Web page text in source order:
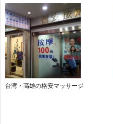
台湾・高雄の格安マッサージ